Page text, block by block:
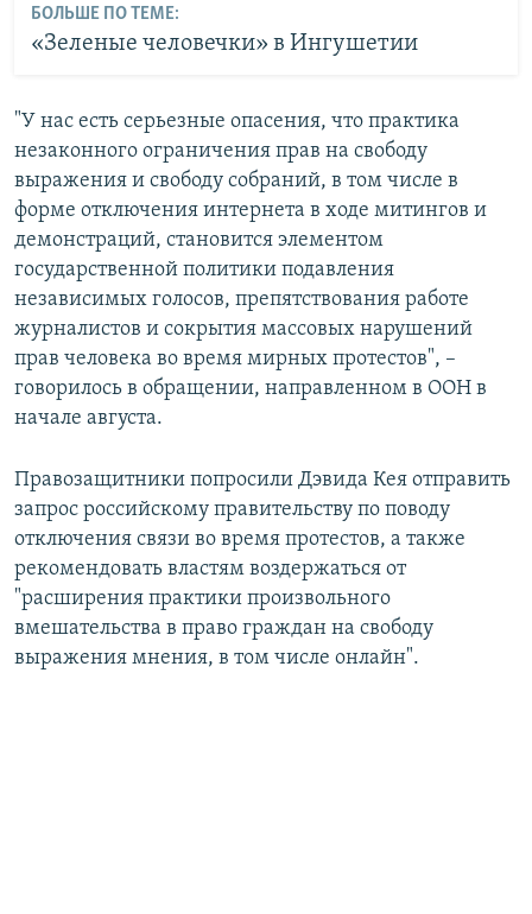
БОЛЬШЕ ПО ТЕМЕ:
«Зеленые человечки» в Ингушетии
"У нас есть серьезные опасения, что практика
незаконного ограничения прав на свободу
выражения и свободу собраний, в том числе в
форме отключения интернета в ходе митингов и
демонстраций, становится элементом
государственной политики подавления
независимых голосов, препятствования работе
журналистов и сокрытия массовых нарушений
прав человека во время мирных протестов", –
говорилось в обращении, направленном в ООН в
начале августа.
Правозащитники попросили Дэвида Кея отправить
запрос российскому правительству по поводу
отключения связи во время протестов, а также
рекомендовать властям воздержаться от
"расширения практики произвольного
вмешательства в право граждан на свободу
выражения мнения, в том числе онлайн".